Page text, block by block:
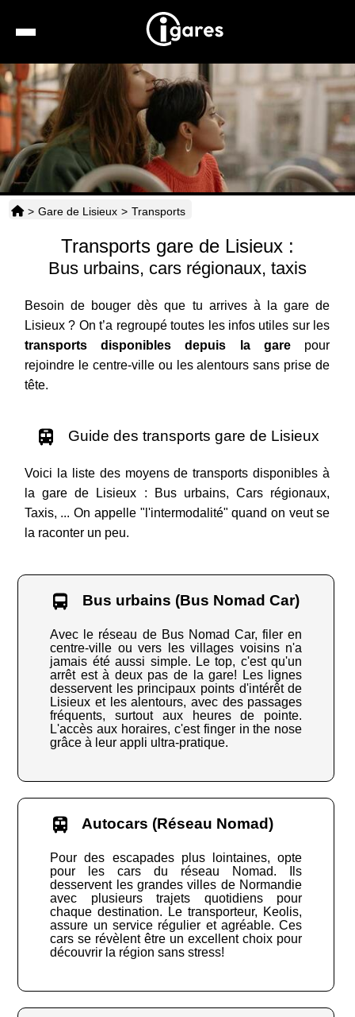
Recherche
Location de voiture
Hôtels
Taxis
Horaires
> Gare de Lisieux > Transports
Transports gare de Lisieux :
Bus urbains, cars régionaux, taxis
Besoin de bouger dès que tu arrives à la gare de
Lisieux ? On t’a regroupé toutes les infos utiles sur les
transports disponibles depuis la gare pour
rejoindre le centre-ville ou les alentours sans prise de
tête.
Guide des transports gare de Lisieux
Voici la liste des moyens de transports disponibles à
la gare de Lisieux : Bus urbains, Cars régionaux,
Taxis, ... On appelle "l'intermodalité" quand on veut se
la raconter un peu.
Bus urbains (Bus Nomad Car)
Avec le réseau de Bus Nomad Car, filer en
centre-ville ou vers les villages voisins n'a
jamais été aussi simple. Le top, c'est qu'un
arrêt est à deux pas de la gare! Les lignes
desservent les principaux points d'intérêt de
Lisieux et les alentours, avec des passages
fréquents, surtout aux heures de pointe.
L'accès aux horaires, c'est finger in the nose
grâce à leur appli ultra-pratique.
Autocars (Réseau Nomad)
Pour des escapades plus lointaines, opte
pour les cars du réseau Nomad. Ils
desservent les grandes villes de Normandie
avec plusieurs trajets quotidiens pour
chaque destination. Le transporteur, Keolis,
assure un service régulier et agréable. Ces
cars se révèlent être un excellent choix pour
découvrir la région sans stress!